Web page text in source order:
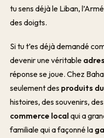
tu sens déjà le Liban,
des doigts.
Si tu t’es déjà demandé
devenir une véritable
réponse se joue. Chez
seulement des produits
histoires, des souvenirs,
commerce localqui a
familiale qui a façonné la